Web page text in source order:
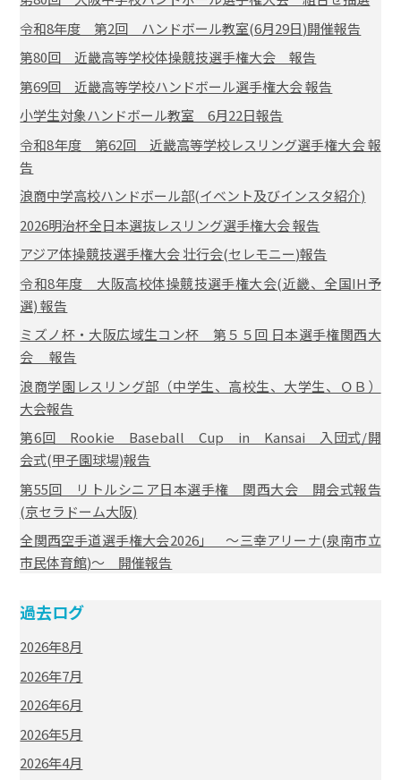
令和8年度 第2回 ハンドボール教室(6月29日)開催報告
第80回 近畿高等学校体操競技選手権大会 報告
第69回 近畿高等学校ハンドボール選手権大会 報告
小学生対象ハンドボール教室 6月22日報告
令和8年度 第62回 近畿高等学校レスリング選手権大会 報
告
浪商中学高校ハンドボール部(イベント及びインスタ紹介)
2026明治杯全日本選抜レスリング選手権大会 報告
アジア体操競技選手権大会 壮行会(セレモニー)報告
令和8年度 大阪高校体操競技選手権大会(近畿、全国IH予
選) 報告
ミズノ杯・大阪広域生コン杯 第５５回 日本選手権関西大
会 報告
浪商学園レスリング部（中学生、高校生、大学生、ＯＢ）
大会報告
第6回 Rookie Baseball Cup in Kansai 入団式/開
会式(甲子園球場)報告
第55回 リトルシニア日本選手権 関西大会 開会式報告
(京セラドーム大阪)
全関西空手道選手権大会2026」 ～三幸アリーナ(泉南市立
市民体育館)～ 開催報告
過去ログ
2026年8月
2026年7月
2026年6月
2026年5月
2026年4月